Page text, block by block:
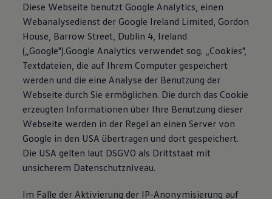
Diese Webseite benutzt Google Analytics, einen
Webanalysedienst der Google Ireland Limited, Gordon
House, Barrow Street, Dublin 4, Ireland
(„Google").Google Analytics verwendet sog. „Cookies",
Textdateien, die auf Ihrem Computer gespeichert
werden und die eine Analyse der Benutzung der
Webseite durch Sie ermöglichen. Die durch das Cookie
erzeugten Informationen über Ihre Benutzung dieser
Webseite werden in der Regel an einen Server von
Google in den USA übertragen und dort gespeichert.
Die USA gelten laut DSGVO als Drittstaat mit
unsicherem Datenschutzniveau.
Im Falle der Aktivierung der IP-Anonymisierung auf